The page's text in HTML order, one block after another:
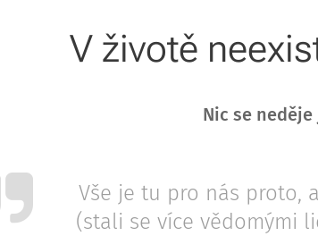
V životě
Nic se
Vše je tu pro nás proto,
(stali se více vědomými